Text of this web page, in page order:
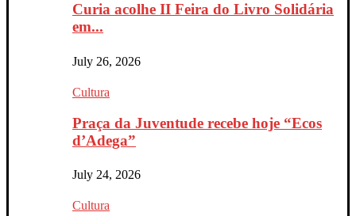
Curia acolhe II Feira do Livro Solidária
em...
July 26, 2026
Cultura
Praça da Juventude recebe hoje “Ecos
d’Adega”
July 24, 2026
Cultura